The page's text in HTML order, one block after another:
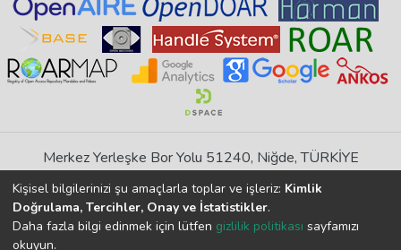
Merkez Yerleşke Bor Yolu 51240, Niğde, TÜRKİYE
If you find any errors in content please report us
DSpace 7.6.1, Powered byİdeal DSpace
Kişisel bilgilerinizi şu amaçlarla toplar ve işleriz: Kimlik
Doğrulama, Tercihler, Onay ve İstatistikler.
Daha fazla bilgi edinmek için lütfen gizlilik politikası sayfamızı
okuyun.